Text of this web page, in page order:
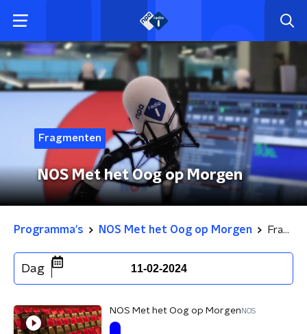
Fragmenten
NOS Met het Oog op Morgen
Programma's NOS Met het Oog op Morgen Fragmenten
Dag 11-02-2024
NOS Met het Oog op Morgen NOS